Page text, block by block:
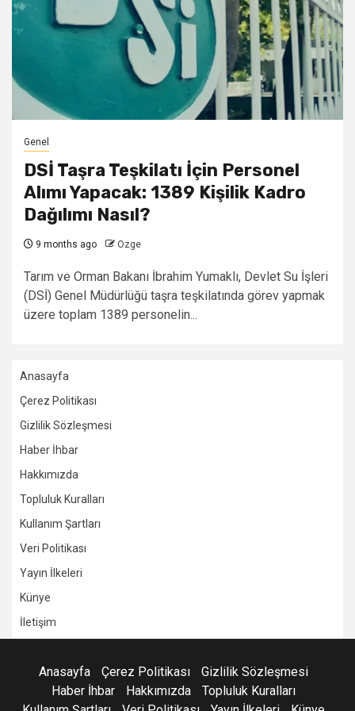
Genel
DSİ Taşra Teşkilatı İçin Personel
Alımı Yapacak: 1389 Kişilik Kadro
Dağılımı Nasıl?
9 months ago Ozge
Tarım ve Orman Bakanı İbrahim Yumaklı, Devlet Su İşleri
(DSİ) Genel Müdürlüğü taşra teşkilatında görev yapmak
üzere toplam 1389 personelin...
Anasayfa
Çerez Politikası
Gizlilik Sözleşmesi
Haber İhbar
Hakkımızda
Topluluk Kuralları
Kullanım Şartları
Veri Politikası
Yayın İlkeleri
Künye
İletişim
Anasayfa Çerez Politikası
Gizlilik Sözleşmesi
Haber İhbar
Hakkımızda
Topluluk Kuralları